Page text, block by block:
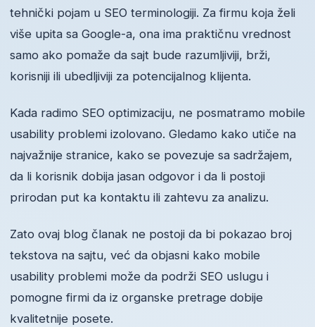
tehnički pojam u SEO terminologiji. Za firmu koja želi
više upita sa Google-a, ona ima praktičnu vrednost
samo ako pomaže da sajt bude razumljiviji, brži,
korisniji ili ubedljiviji za potencijalnog klijenta.
Kada radimo SEO optimizaciju, ne posmatramo mobile
usability problemi izolovano. Gledamo kako utiče na
najvažnije stranice, kako se povezuje sa sadržajem,
da li korisnik dobija jasan odgovor i da li postoji
prirodan put ka kontaktu ili zahtevu za analizu.
Zato ovaj blog članak ne postoji da bi pokazao broj
tekstova na sajtu, već da objasni kako mobile
usability problemi može da podrži SEO uslugu i
pomogne firmi da iz organske pretrage dobije
kvalitetnije posete.